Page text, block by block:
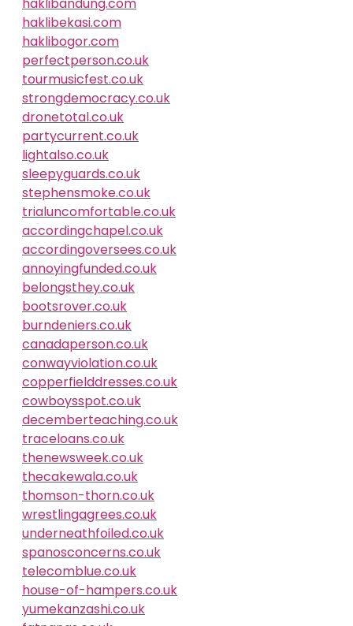
haklibekasi.com
haklibogor.com
perfectperson.co.uk
tourmusicfest.co.uk
strongdemocracy.co.uk
dronetotal.co.uk
partycurrent.co.uk
lightalso.co.uk
sleepyguards.co.uk
stephensmoke.co.uk
trialuncomfortable.co.uk
accordingchapel.co.uk
accordingoversees.co.uk
annoyingfunded.co.uk
belongsthey.co.uk
bootsrover.co.uk
burndeniers.co.uk
canadaperson.co.uk
conwayviolation.co.uk
copperfielddresses.co.uk
cowboysspot.co.uk
decemberteaching.co.uk
traceloans.co.uk
thenewsweek.co.uk
thecakewala.co.uk
thomson-thorn.co.uk
wrestlingagrees.co.uk
underneathfoiled.co.uk
spanosconcerns.co.uk
telecomblue.co.uk
house-of-hampers.co.uk
yumekanzashi.co.uk